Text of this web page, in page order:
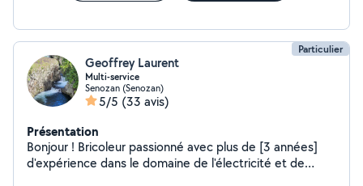
Particulier
Geoffrey Laurent
Multi-service
Senozan (Senozan)
5/5 (33 avis)
Présentation
Bonjour ! Bricoleur passionné avec plus de [3 années]
d'expérience dans le domaine de l'électricité et de